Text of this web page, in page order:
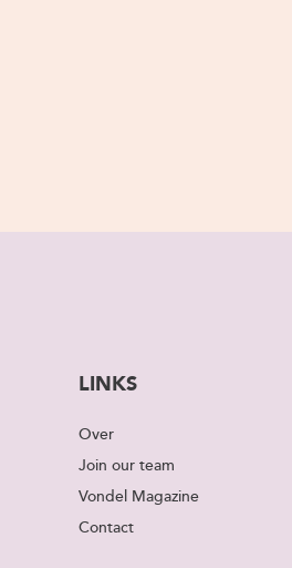
LINKS
Over
Join our team
Vondel Magazine
Contact